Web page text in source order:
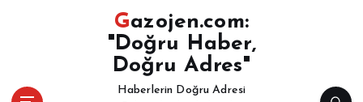
Gazojen.com:
"Doğru Haber,
Doğru Adres"
Haberlerin Doğru Adresi